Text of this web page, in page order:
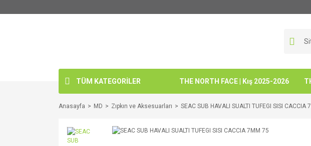
TÜM KATEGORİLER THE NORTH FACE | Kış 2025-2026
Anasayfa MD Zıpkın ve Aksesuarları SEAC SUB HAVALI SUALTI TUFEGI SISI CACCIA